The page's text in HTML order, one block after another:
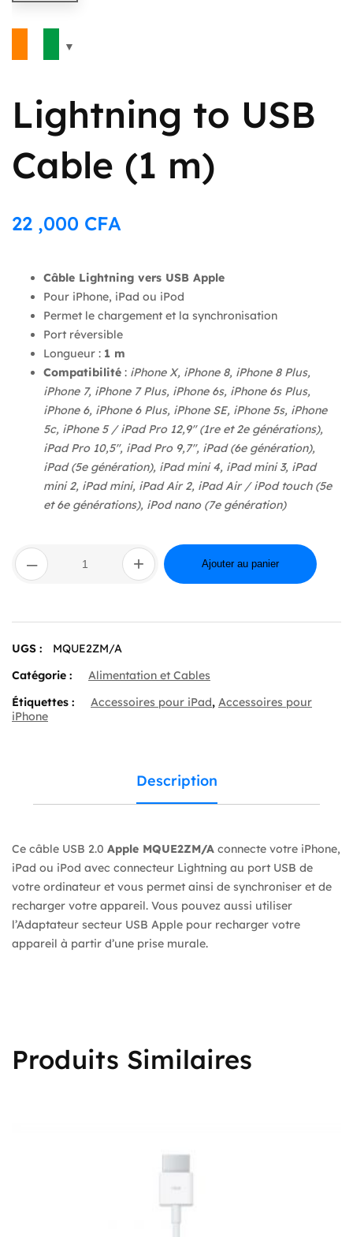
Lightning to USB
Cable (1 m)
22 ,000 CFA
Câble Lightning vers USB Apple
Pour iPhone, iPad ou iPod
Permet le chargement et la synchronisation
Port réversible
Longueur : 1 m
Compatibilité : iPhone X, iPhone 8, iPhone 8 Plus,
iPhone 7, iPhone 7 Plus, iPhone 6s, iPhone 6s Plus,
iPhone 6, iPhone 6 Plus, iPhone SE, iPhone 5s, iPhone
5c, iPhone 5 / iPad Pro 12,9″ (1re et 2e générations),
iPad Pro 10,5″, iPad Pro 9,7″, iPad (6e génération),
iPad (5e génération), iPad mini 4, iPad mini 3, iPad
mini 2, iPad mini, iPad Air 2, iPad Air / iPod touch (5e
et 6e générations), iPod nano (7e génération)
–
quantité
de
Lightning
Cable
+ Ajouter au panier
UGS :
MQUE2ZM/A
Catégorie :
Alimentation et Cables
Étiquettes :
Accessoires pour iPad, Accessoires pour
iPhone
Description
Ce câble USB 2.0 Apple MQUE2ZM/A connecte votre iPhone,
iPad ou iPod avec connecteur Lightning au port USB de
votre ordinateur et vous permet ainsi de synchroniser et de
recharger votre appareil. Vous pouvez aussi utiliser
l’Adaptateur secteur USB Apple pour recharger votre
appareil à partir d’une prise murale.
Produits Similaires